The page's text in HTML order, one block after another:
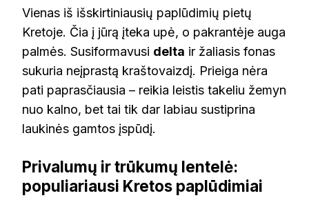
Vienas iš išskirtiniausių paplūdimių pietų
Kretoje. Čia į jūrą įteka upė, o pakrantėje auga
palmės. Susiformavusi delta ir žaliasis fonas
sukuria neįprastą kraštovaizdį. Prieiga nėra
pati paprasčiausia – reikia leistis takeliu žemyn
nuo kalno, bet tai tik dar labiau sustiprina
laukinės gamtos įspūdį.
Privalumų ir trūkumų lentelė:
populiariausi Kretos paplūdimiai